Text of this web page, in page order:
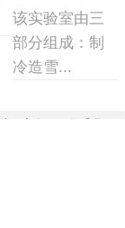
该实验室由三
部分组成：制
冷造雪...